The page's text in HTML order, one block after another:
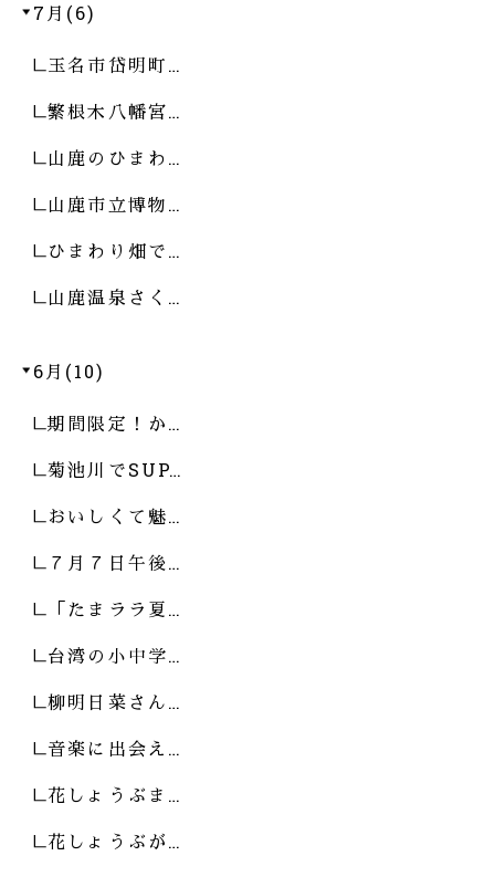
7月(6)
玉名市岱明町…
繁根木八幡宮…
山鹿のひまわ…
山鹿市立博物…
ひまわり畑で…
山鹿温泉さく…
6月(10)
期間限定！か…
菊池川でSUP…
おいしくて魅…
７月７日午後…
「たまララ夏…
台湾の小中学…
柳明日菜さん…
音楽に出会え…
花しょうぶま…
花しょうぶが…